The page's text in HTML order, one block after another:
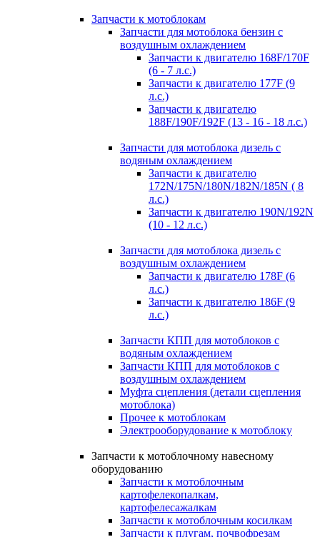
Запчасти к мотоблокам
Запчасти для мотоблока бензин с
воздушным охлаждением
Запчасти к двигателю 168F/170F
(6 - 7 л.с.)
Запчасти к двигателю 177F (9
л.с.)
Запчасти к двигателю
188F/190F/192F (13 - 16 - 18 л.с.)
Запчасти для мотоблока дизель с
водяным охлаждением
Запчасти к двигателю
172N/175N/180N/182N/185N ( 8
л.с.)
Запчасти к двигателю 190N/192N
(10 - 12 л.с.)
Запчасти для мотоблока дизель с
воздушным охлаждением
Запчасти к двигателю 178F (6
л.с.)
Запчасти к двигателю 186F (9
л.с.)
Запчасти КПП для мотоблоков с
водяным охлаждением
Запчасти КПП для мотоблоков с
воздушным охлаждением
Муфта сцепления (детали сцепления
мотоблока)
Прочее к мотоблокам
Электрооборудование к мотоблоку
Запчасти к мотоблочному навесному
оборудованию
Запчасти к мотоблочным
картофелекопалкам,
картофелесажалкам
Запчасти к мотоблочным косилкам
Запчасти к плугам, почвофрезам